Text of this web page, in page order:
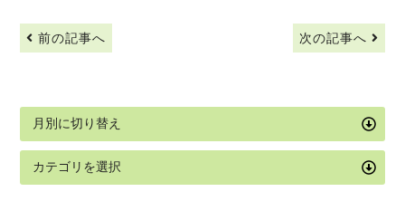
前の記事へ 次の記事へ